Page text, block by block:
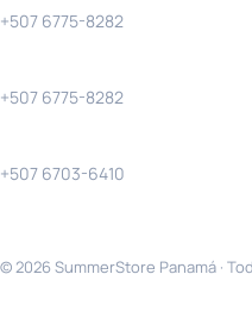
+507 6775-8282
+507 6775-8282
+507 6703-6410
© 2026 SummerStore Panamá ·